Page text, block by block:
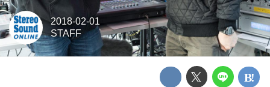
2018-02-01
STAFF